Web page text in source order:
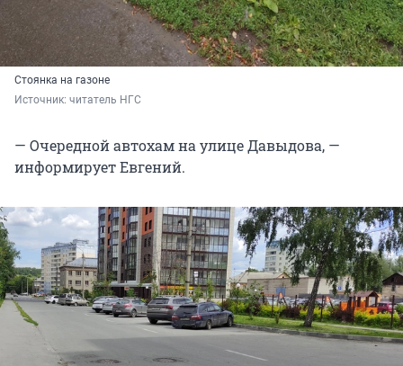
Стоянка на газоне
Источник: читатель НГС
— Очередной автохам на улице Давыдова, —
информирует Евгений.